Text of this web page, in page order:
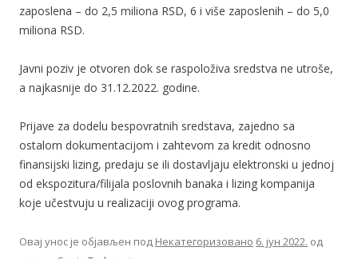
zaposlena – do 2,5 miliona RSD, 6 i više zaposlenih – do 5,0
miliona RSD.
Javni poziv je otvoren dok se raspoloživa sredstva ne utroše,
a najkasnije do 31.12.2022. godine.
Prijave za dodelu bespovratnih sredstava, zajedno sa
ostalom dokumentacijom i zahtevom za kredit odnosno
finansijski lizing, predaju se ili dostavljaju elektronski u jednoj
od ekspozitura/filijala poslovnih banaka i lizing kompanija
koje učestvuju u realizaciji ovog programa.
Овај унос је објављен под Некатегоризовано 6. јун 2022. од